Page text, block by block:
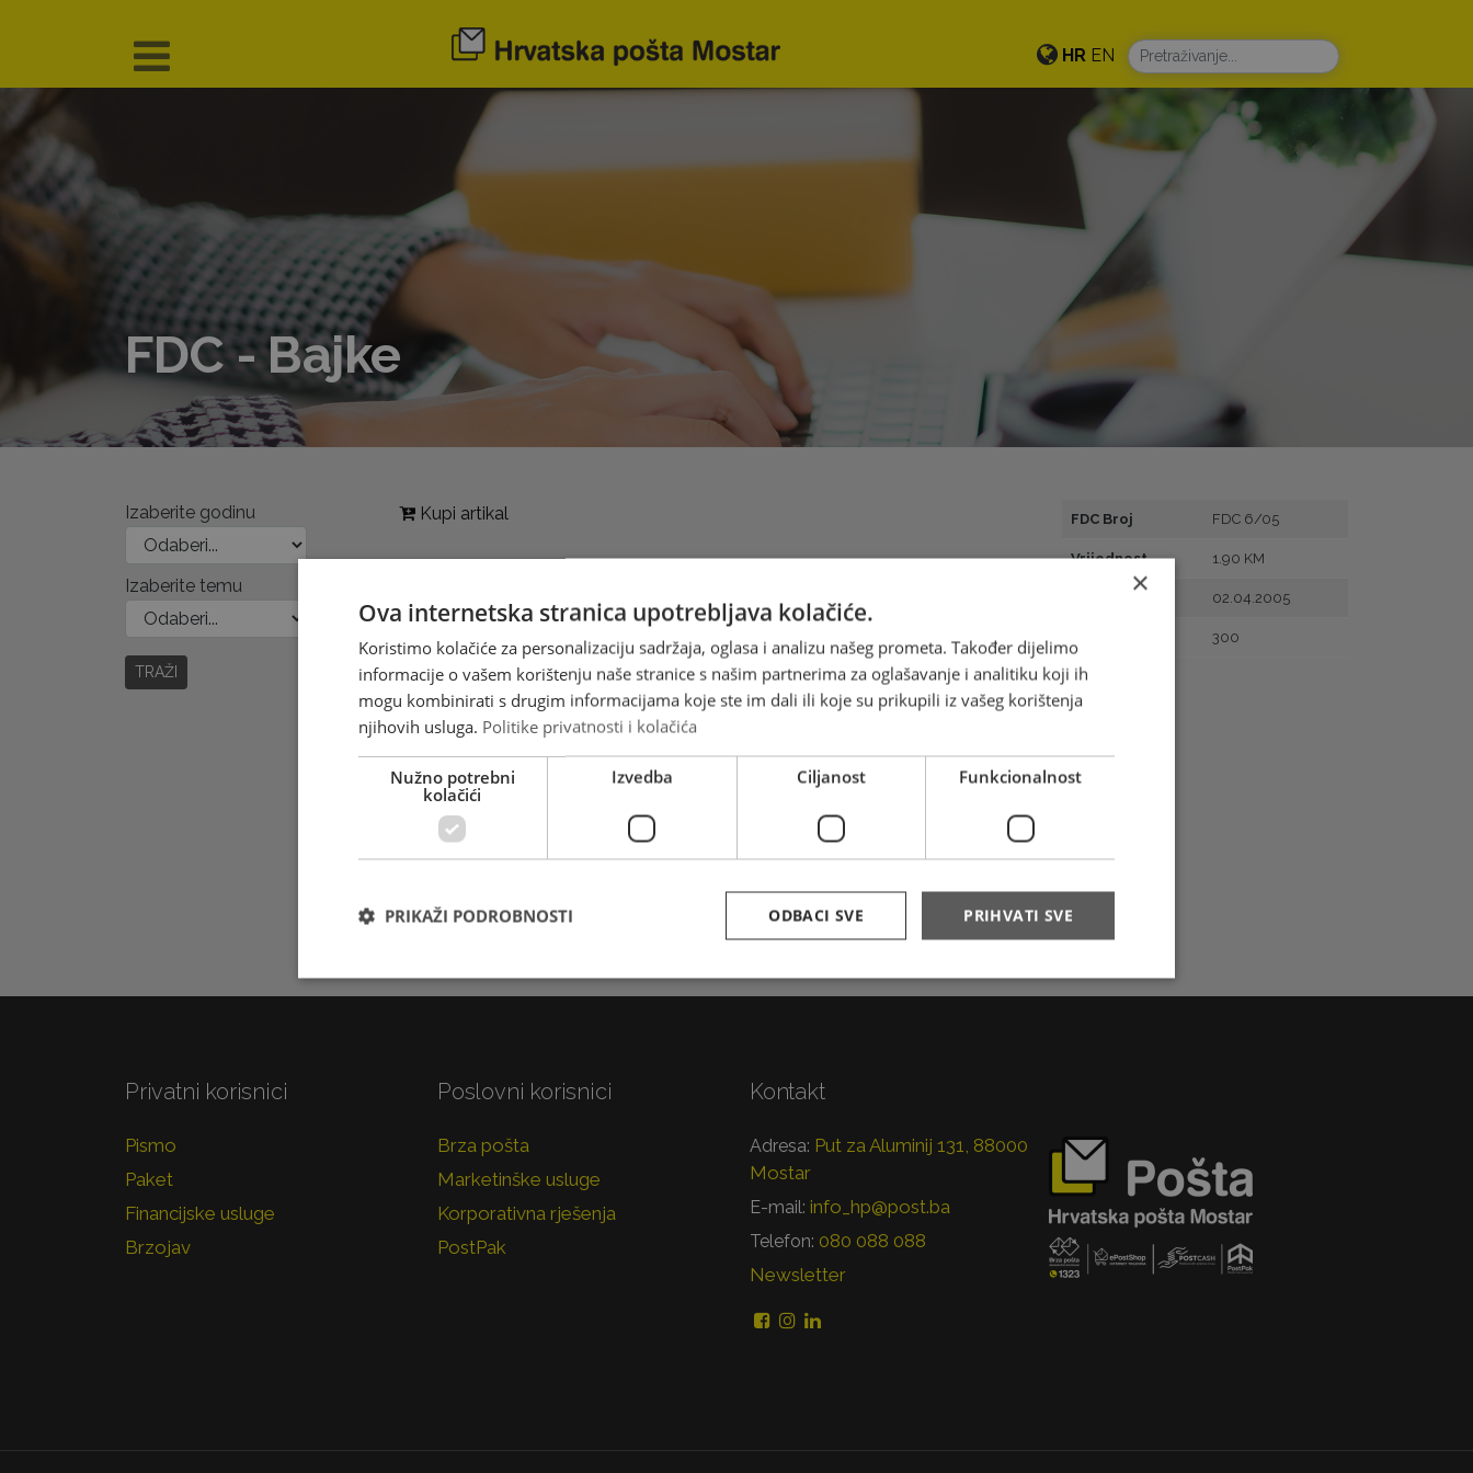
HR EN
FDC - Bajke
Izaberite godinu
Izaberite temu
TRAŽI
Kupi artikal FDC Broj FDC 6/05
Vrijednost 1.90 KM
02.04.2005
300
Privatni korisnici
Pismo
Paket
Financijske usluge
Brzojav
Poslovni korisnici
Brza pošta
Marketinške usluge
Korporativna rješenja
PostPak
Kontakt
Adresa: Put za Aluminij 131, 88000
Mostar
E-mail: info_hp@post.ba
Telefon: 080 088 088
Newsletter
×
Ova internetska stranica upotrebljava kolačiće.
Koristimo kolačiće za personalizaciju sadržaja, oglasa i analizu našeg prometa. Također dijelimo
informacije o vašem korištenju naše stranice s našim partnerima za oglašavanje i analitiku koji ih
mogu kombinirati s drugim informacijama koje ste im dali ili koje su prikupili iz vašeg korištenja
njihovih usluga. Politike privatnosti i kolačića
Nužno potrebni
kolačići
Izvedba Ciljanost Funkcionalnost
PRIHVATI SVE
ODBACI SVE
PRIKAŽI PODROBNOSTI